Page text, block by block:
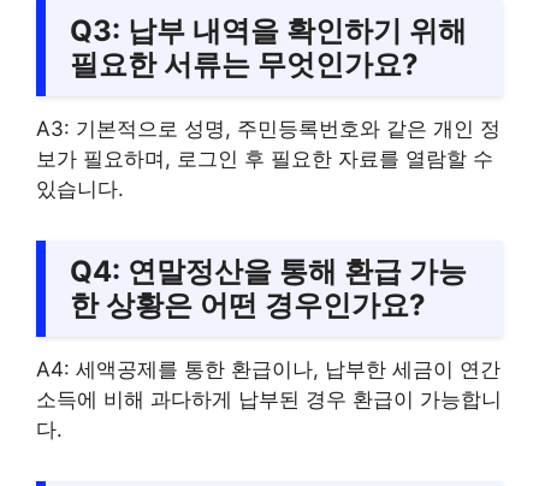
Q3: 납부 내역을 확인하기 위해
필요한 서류는 무엇인가요?
A3: 기본적으로 성명, 주민등록번호와 같은 개인 정
보가 필요하며, 로그인 후 필요한 자료를 열람할 수
있습니다.
Q4: 연말정산을 통해 환급 가능
한 상황은 어떤 경우인가요?
A4: 세액공제를 통한 환급이나, 납부한 세금이 연간
소득에 비해 과다하게 납부된 경우 환급이 가능합니
다.